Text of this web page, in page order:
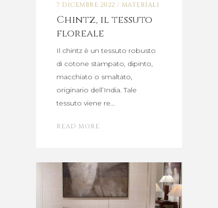
7 DICEMBRE 2022 MATERIALI
Chintz, il tessuto
floreale
Il chintz è un tessuto robusto
di cotone stampato, dipinto,
macchiato o smaltato,
originario dell’India. Tale
tessuto viene re
READ MORE